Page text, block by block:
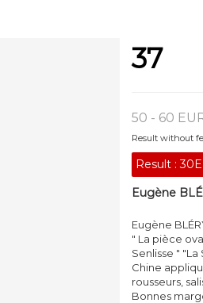
37
50 - 60
Result without
Result :
Eugène
Eugène
" La pièce
Senlisse "
Chine
rousseurs,
Bonnes